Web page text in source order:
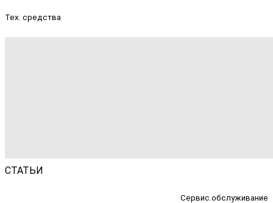
Тех. средства
СТАТЬИ
Сервис.обслуживание